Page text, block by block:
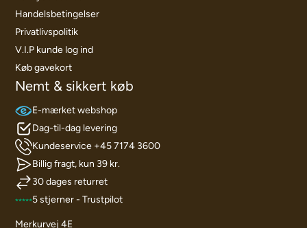
Handelsbetingelser
Privatlivspolitik
V.I.P kunde log ind
Køb gavekort
Nemt & sikkert køb
E-mærket webshop
Dag-til-dag levering
Kundeservice +45 7174 3600
Billig fragt, kun 39 kr.
30 dages returret
5 stjerner - Trustpilot
Merkurvej 4E